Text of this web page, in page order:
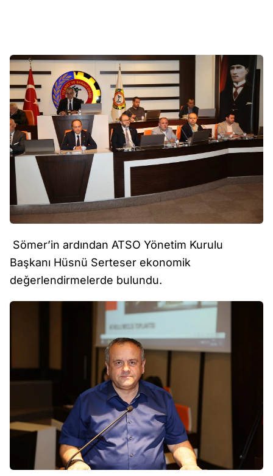
Sömer’in ardından ATSO Yönetim Kurulu
Başkanı Hüsnü Serteser ekonomik
değerlendirmelerde bulundu.